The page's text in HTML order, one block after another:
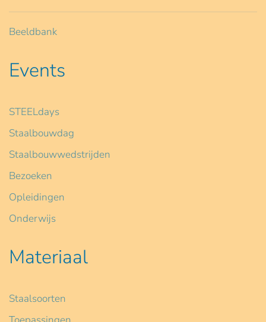
Beeldbank
Events
STEELdays
Staalbouwdag
Staalbouwwedstrijden
Bezoeken
Opleidingen
Onderwijs
Materiaal
Staalsoorten